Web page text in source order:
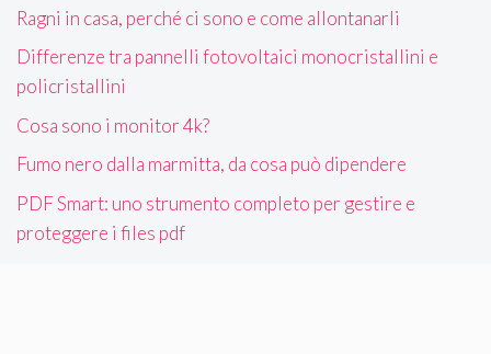
Ragni in casa, perché ci sono e come allontanarli
Differenze tra pannelli fotovoltaici monocristallini e
policristallini
Cosa sono i monitor 4k?
Fumo nero dalla marmitta, da cosa può dipendere
PDF Smart: uno strumento completo per gestire e
proteggere i files pdf